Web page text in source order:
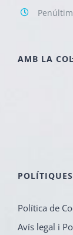
AMB LA
POLÍTIQUES
Política de
Avís legal i